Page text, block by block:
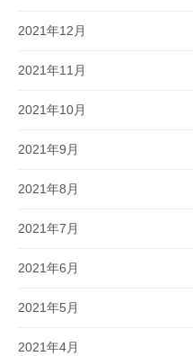
2021年12月
2021年11月
2021年10月
2021年9月
2021年8月
2021年7月
2021年6月
2021年5月
2021年4月